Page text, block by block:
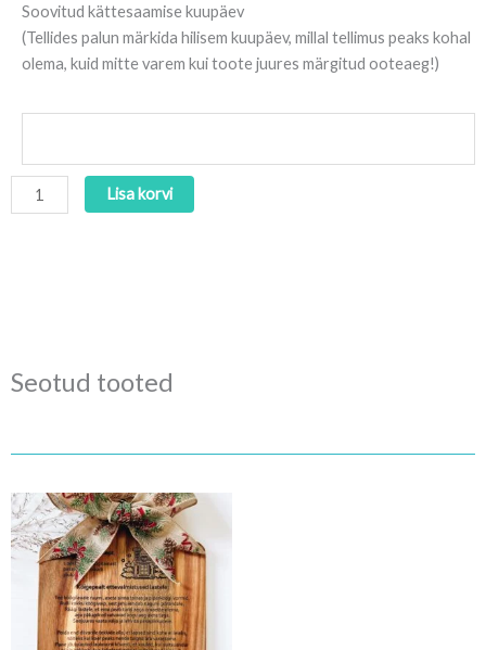
Soovitud kättesaamise kuupäev
(Tellides palun märkida hilisem kuupäev, millal tellimus peaks kohal
olema, kuid mitte varem kui toote juures märgitud ooteaeg!)
Lisa korvi
Seotud tooted